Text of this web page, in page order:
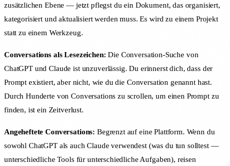
zusätzlichen Ebene — jetzt pflegst du ein Dokument, das organisiert,
kategorisiert und aktualisiert werden muss. Es wird zu einem Projekt
statt zu einem Werkzeug.
Conversations als Lesezeichen: Die Conversation-Suche von
ChatGPT und Claude ist unzuverlässig. Du erinnerst dich, dass der
Prompt existiert, aber nicht, wie du die Conversation genannt hast.
Durch Hunderte von Conversations zu scrollen, um einen Prompt zu
finden, ist ein Zeitverlust.
Angeheftete Conversations: Begrenzt auf eine Plattform. Wenn du
sowohl ChatGPT als auch Claude verwendest (was du tun solltest —
unterschiedliche Tools für unterschiedliche Aufgaben), reisen